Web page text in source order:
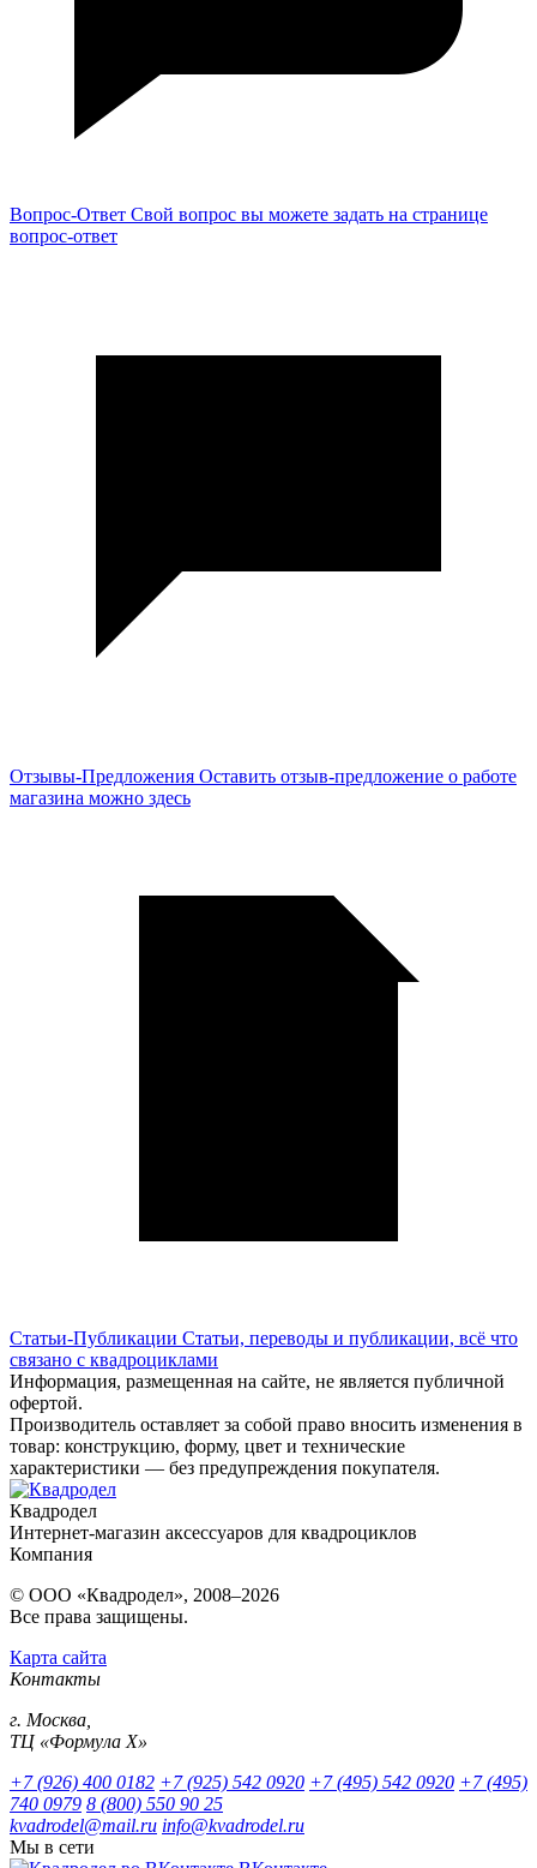
Вопрос-Ответ Свой вопрос вы можете задать на странице
вопрос-ответ
Отзывы-Предложения Оставить отзыв-предложение о работе
магазина можно здесь
Статьи-Публикации Статьи, переводы и публикации, всё что
связано с квадроциклами
Информация, размещенная на сайте, не является публичной
офертой.
Производитель оставляет за собой право вносить изменения в
товар: конструкцию, форму, цвет и технические
характеристики — без предупреждения покупателя.
Квадродел
Интернет-магазин аксессуаров для квадроциклов
Компания
© ООО «Квадродел», 2008–2026
Все права защищены.
Карта сайта
Контакты
г. Москва,
ТЦ «Формула Х»
+7 (926) 400 0182 +7 (925) 542 0920 +7 (495) 542 0920 +7 (495)
740 0979 8 (800) 550 90 25
kvadrodel@mail.ru info@kvadrodel.ru
Мы в сети